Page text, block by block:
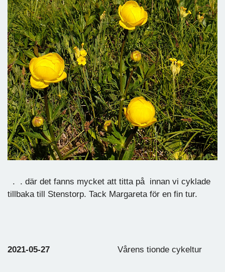
. . där det fanns mycket att titta på innan vi cyklade
tillbaka till Stenstorp. Tack Margareta för en fin tur.
2021-05-27 Vårens tionde cykeltur